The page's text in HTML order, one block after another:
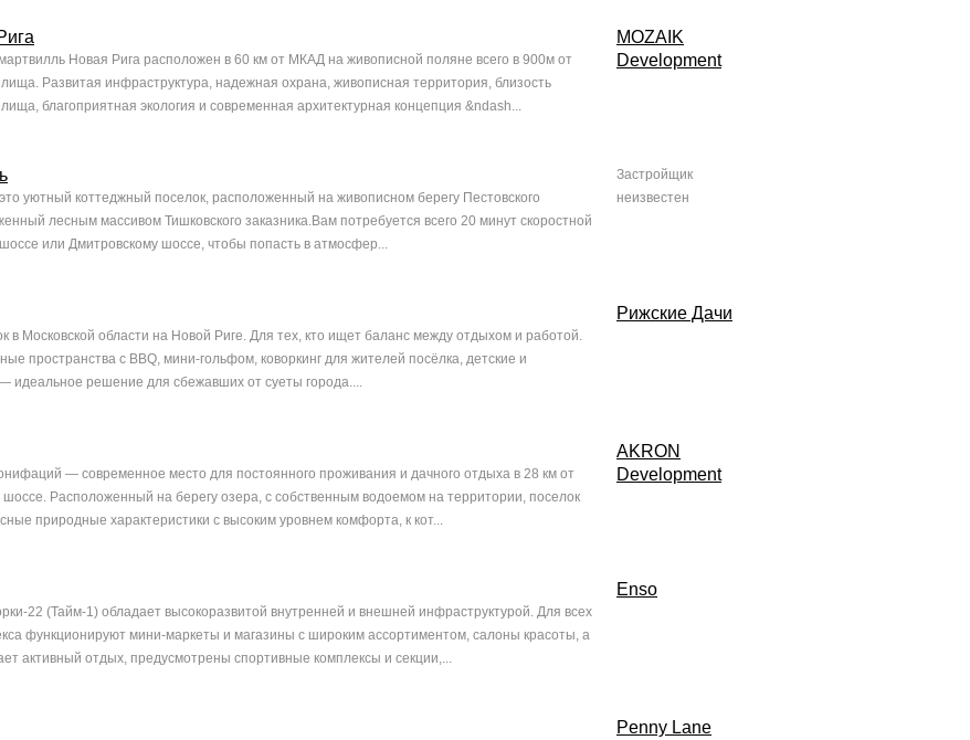
Новая Рига расположен в 60 км от МКАД на живописной поляне всего в 900м от
Развитая инфраструктура, надежная охрана, живописная территория, близость
благоприятная экология и современная архитектурная концепция &ndash...
MOZAIK
Development
уютный коттеджный поселок, расположенный на живописном берегу Пестовского
лесным массивом Тишковского заказника.Вам потребуется всего 20 минут скоростной
или Дмитровскому шоссе, чтобы попасть в атмосфер...
Застройщик
неизвестен
в Московской области на Новой Риге. Для тех, кто ищет баланс между отдыхом и работой.
пространства с BBQ, мини-гольфом, коворкинг для жителей посёлка, детские и
идеальное решение для сбежавших от суеты города....
Рижские Дачи
— современное место для постоянного проживания и дачного отдыха в 28 км от
Расположенный на берегу озера, с собственным водоемом на территории, поселок
природные характеристики с высоким уровнем комфорта, к кот...
AKRON
Development
22 (Тайм-1) обладает высокоразвитой внутренней и внешней инфраструктурой. Для всех
функционируют мини-маркеты и магазины с широким ассортиментом, салоны красоты, а
активный отдых, предусмотрены спортивные комплексы и секции,...
Enso
Penny Lane